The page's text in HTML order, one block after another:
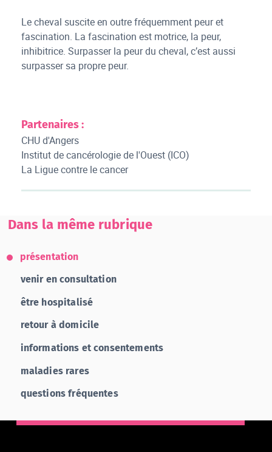
Le cheval suscite en outre fréquemment peur et
fascination. La fascination est motrice, la peur,
inhibitrice. Surpasser la peur du cheval, c’est aussi
surpasser sa propre peur.
Partenaires :
CHU d'Angers
Institut de cancérologie de l'Ouest (ICO)
La Ligue contre le cancer
Dans la même rubrique
présentation
venir en consultation
être hospitalisé
retour à domicile
informations et consentements
maladies rares
questions fréquentes